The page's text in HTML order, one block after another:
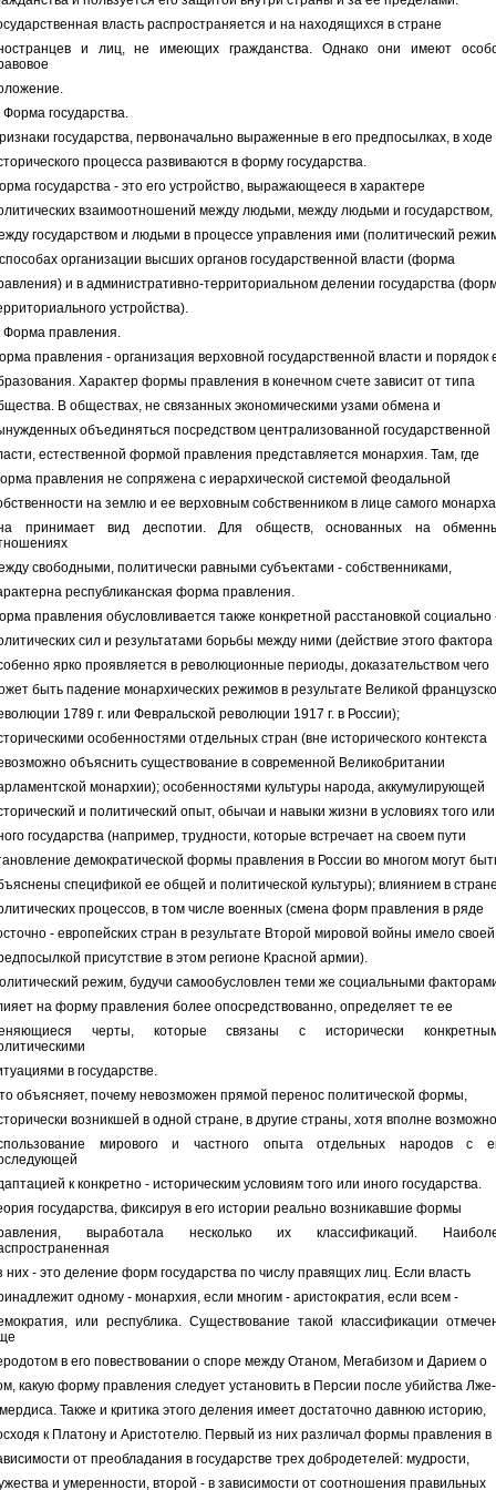
власть распространяется и на находящихся в стране
и лиц, не имеющих гражданства. Однако они имеют
Форма государства.
государства, первоначально выраженные в его предпосылках, в ходе
процесса развиваются в форму государства.
государства - это его устройство, выражающееся в характере
взаимоотношений между людьми, между людьми и государством,
государством и людьми в процессе управления ими (политический
организации высших органов государственной власти (форма
и в административно-территориальном делении государства
устройства).
Форма правления.
правления - организация верховной государственной власти и порядок
Характер формы правления в конечном счете зависит от типа
В обществах, не связанных экономическими узами обмена и
объединяться посредством централизованной государственной
естественной формой правления представляется монархия. Там, где
правления не сопряжена с иерархической системой феодальной
на землю и ее верховным собственником в лице самого
принимает вид деспотии. Для обществ, основанных на
свободными, политически равными субъектами - собственниками,
республиканская форма правления.
правления обусловливается также конкретной расстановкой социально
сил и результатами борьбы между ними (действие этого фактора
ярко проявляется в революционные периоды, доказательством чего
быть падение монархических режимов в результате Великой
1789 г. или Февральской революции 1917 г. в России);
особенностями отдельных стран (вне исторического контекста
объяснить существование в современной Великобритании
монархии); особенностями культуры народа, аккумулирующей
и политический опыт, обычаи и навыки жизни в условиях того или
государства (например, трудности, которые встречает на своем пути
демократической формы правления в России во многом могут
спецификой ее общей и политической культуры); влиянием в
процессов, в том числе военных (смена форм правления в ряде
- европейских стран в результате Второй мировой войны имело своей
присутствие в этом регионе Красной армии).
режим, будучи самообусловлен теми же социальными
на форму правления более опосредствованно, определяет те ее
черты, которые связаны с исторически
в государстве.
объясняет, почему невозможен прямой перенос политической формы,
возникшей в одной стране, в другие страны, хотя вполне возможно
мирового и частного опыта отдельных народов с
к конкретно - историческим условиям того или иного государства.
государства, фиксируя в его истории реально возникавшие формы
выработала несколько их классификаций.
них - это деление форм государства по числу правящих лиц. Если власть
одному - монархия, если многим - аристократия, если всем -
или республика. Существование такой классификации
в его повествовании о споре между Отаном, Мегабизом и Дарием о
какую форму правления следует установить в Персии после убийства Лже-
Также и критика этого деления имеет достаточно давнюю историю,
к Платону и Аристотелю. Первый из них различал формы правления в
от преобладания в государстве трех добродетелей: мудрости,
и умеренности, второй - в зависимости от соотношения правильных